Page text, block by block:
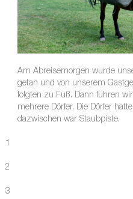
Am Abreisemorgen wurde
getan und von unserem
folgten zu Fuß. Dann fuhren
mehrere Dörfer. Die Dörfer
dazwischen war Staubpiste.
1
2
3